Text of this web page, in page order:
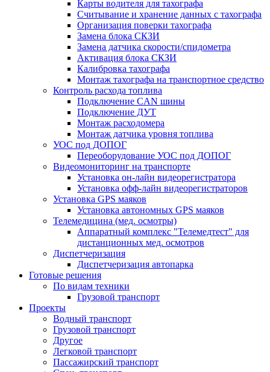
Карты водителя для тахографа
Считывание и хранение данных с тахографа
Организация поверки тахографа
Замена блока СКЗИ
Замена датчика скорости/спидометра
Активация блока СКЗИ
Калибровка тахографа
Монтаж тахографа на транспортное средство
Контроль расхода топлива
Подключение CAN шины
Подключение ДУТ
Монтаж расходомера
Монтаж датчика уровня топлива
УОС под ДОПОГ
Переоборудование УОС под ДОПОГ
Видеомониторинг на транспорте
Установка он-лайн видеорегистратора
Установка офф-лайн видеорегистраторов
Установка GPS маяков
Установка автономных GPS маяков
Телемедицина (мед. осмотры)
Аппаратный комплекс "Телемедтест" для
дистанционных мед. осмотров
Диспетчеризация
Диспетчеризация автопарка
Готовые решения
По видам техники
Грузовой транспорт
Проекты
Водный транспорт
Грузовой транспорт
Другое
Легковой транспорт
Пассажирский транспорт